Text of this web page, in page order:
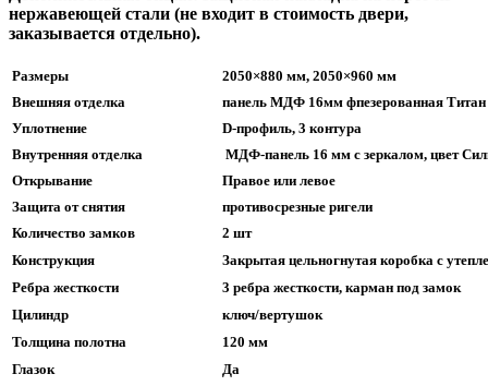
нержавеющей стали (не входит в стоимость двери,
заказывается отдельно).
Размеры
2050×880 мм, 2050×960 мм
Внешняя отделка
панель МДФ 16мм фпезерованная Титан
Уплотнение
D-профиль, 3 контура
Внутренняя отделка
МДФ-панель 16 мм с зеркалом, цвет
Открывание
Правое или левое
Защита от снятия
противосрезные ригели
Количество замков
2 шт
Конструкция
Закрытая цельногнутая коробка с
Ребра жесткости
3 ребра жесткости, карман под замок
Цилиндр
ключ/вертушок
Толщина полотна
120 мм
Глазок
Да